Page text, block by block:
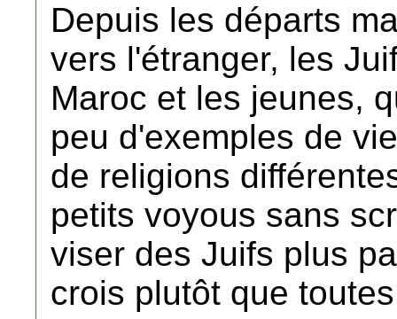
Depuis les départs
vers l'étranger, les
Maroc et les jeunes,
peu d'exemples de
de religions
petits voyous sans
viser des Juifs plus
crois plutôt que